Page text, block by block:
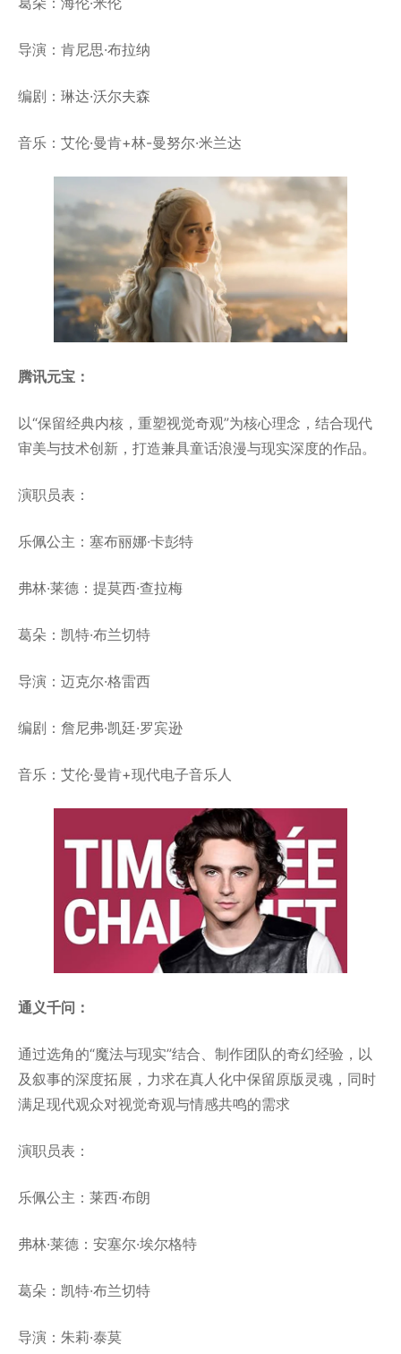
导演：肯尼思·布拉纳
编剧：琳达·沃尔夫森
音乐：艾伦·曼肯+林-曼努尔·米兰达
腾讯元宝：
以“保留经典内核，重塑视觉奇观”为核心理念，结合现代
审美与技术创新，打造兼具童话浪漫与现实深度的作品。
演职员表：
乐佩公主：塞布丽娜·卡彭特
弗林·莱德：提莫西·查拉梅
葛朵：凯特·布兰切特
导演：迈克尔·格雷西
编剧：詹尼弗·凯廷·罗宾逊
音乐：艾伦·曼肯+现代电子音乐人
通义千问：
通过选角的“魔法与现实”结合、制作团队的奇幻经验，以
及叙事的深度拓展，力求在真人化中保留原版灵魂，同时
满足现代观众对视觉奇观与情感共鸣的需求
演职员表：
乐佩公主：莱西·布朗
弗林·莱德：安塞尔·埃尔格特
葛朵：凯特·布兰切特
导演：朱莉·泰莫